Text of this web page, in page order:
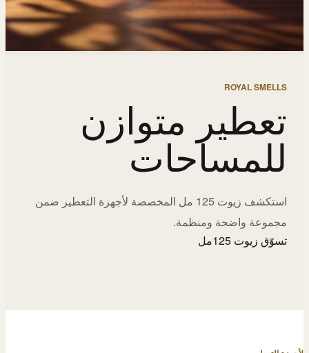
ROYAL SMELLS
تعطير متوازن
للمساحات
استكشف زيوت 125 مل المخصصة لأجهزة التعطير ضمن
مجموعة واضحة ومنظمة.
تسوّق زيوت 125مل